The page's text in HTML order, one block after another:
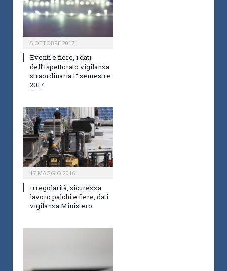
5 OTTOBRE 2017
Eventi e fiere, i dati
dell’Ispettorato vigilanza
straordinaria 1° semestre
2017
17 MAGGIO 2016
Irregolarità, sicurezza
lavoro palchi e fiere, dati
vigilanza Ministero